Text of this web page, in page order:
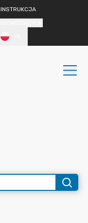
INSTRUKCJA